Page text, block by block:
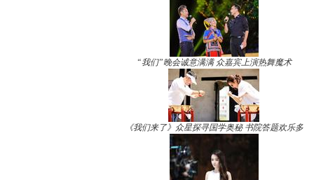
“我们”晚会诚意满满 众嘉宾上演热舞魔术
《我们来了》众星探寻国学奥秘 书院答题欢乐多